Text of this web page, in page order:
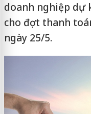
doanh nghiệp dự
cho đợt thanh
ngày 25/5.